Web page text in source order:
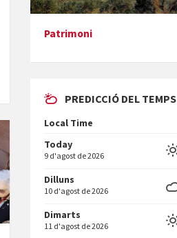
mare&quot;, d'Emma Zafon
En Bum
Patrimoni
PREDICCIÓ DEL TEMPS
Local Time
Today
9 d'agost de 2026
Dilluns
10 d'agost de 2026
Dimarts
11 d'agost de 2026